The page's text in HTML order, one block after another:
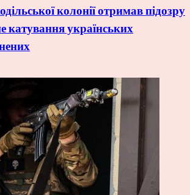
колонії отримав підозру
катування українських